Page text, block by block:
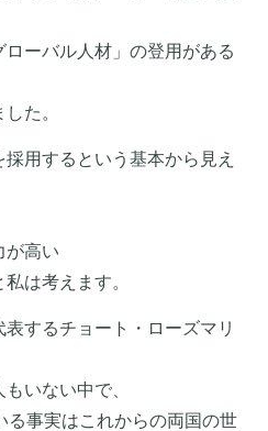
ーバル人材」の登用がある
た。
用するという基本から見え
が高い
は考えます。
するチョート・ローズマリ
いない中で、
る事実はこれからの両国の世